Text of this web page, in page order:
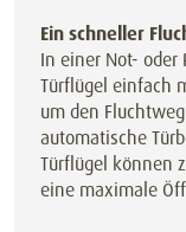
Ein schneller
In einer Not-
Türflügel einfach
um den
automatische
Türflügel können
eine maximale